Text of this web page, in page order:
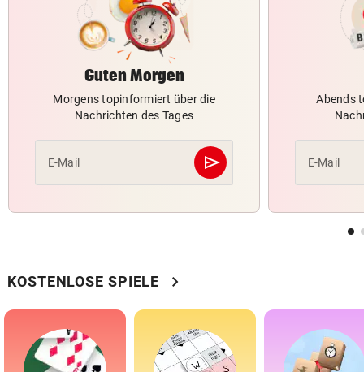
Guten Morgen
Morgens topinformiert über die
Nachrichten des Tages
E-Mail send
Abschicken
Abends
E-Mail
KOSTENLOSE SPIELE chevron_right